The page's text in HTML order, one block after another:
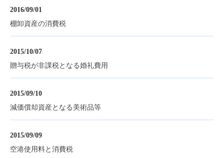
2016/09/01
棚卸資産の消費税
2015/10/07
贈与税が非課税となる婚礼費用
2015/09/10
減価償却資産となる美術品等
2015/09/09
空港使用料と消費税